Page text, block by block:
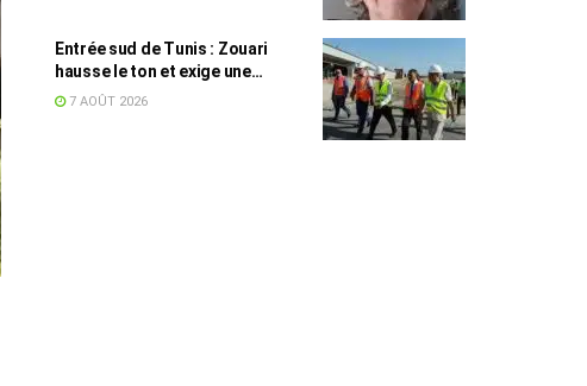
Entrée sud de Tunis : Zouari
hausse le ton et exige une
accélération des travaux
7 AOÛT 2026